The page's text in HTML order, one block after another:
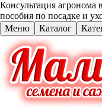
Консультация
пособия по посадке и
Меню
Каталог